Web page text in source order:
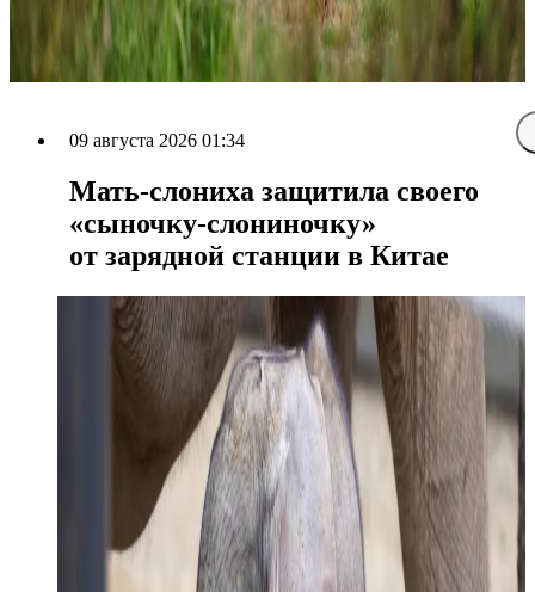
09 августа 2026 01:34
Мать-слониха защитила своего
«сыночку-слониночку»
от зарядной станции в Китае